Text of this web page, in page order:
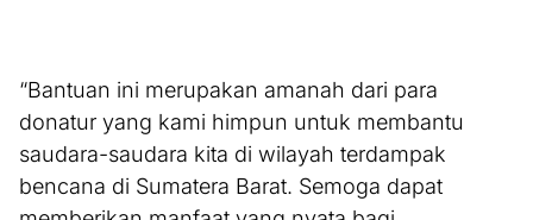
“Bantuan ini merupakan amanah dari para
donatur yang kami himpun untuk membantu
saudara-saudara kita di wilayah terdampak
bencana di Sumatera Barat. Semoga dapat